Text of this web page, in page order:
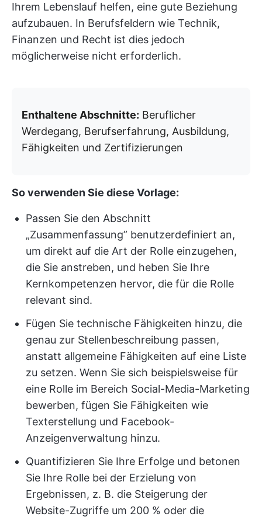
Ihrem Lebenslauf helfen, eine gute Beziehung
aufzubauen. In Berufsfeldern wie Technik,
Finanzen und Recht ist dies jedoch
möglicherweise nicht erforderlich.
Enthaltene Abschnitte: Beruflicher
Werdegang, Berufserfahrung, Ausbildung,
Fähigkeiten und Zertifizierungen
So verwenden Sie diese Vorlage:
Passen Sie den Abschnitt
„Zusammenfassung” benutzerdefiniert an,
um direkt auf die Art der Rolle einzugehen,
die Sie anstreben, und heben Sie Ihre
Kernkompetenzen hervor, die für die Rolle
relevant sind.
Fügen Sie technische Fähigkeiten hinzu, die
genau zur Stellenbeschreibung passen,
anstatt allgemeine Fähigkeiten auf eine Liste
zu setzen. Wenn Sie sich beispielsweise für
eine Rolle im Bereich Social-Media-Marketing
bewerben, fügen Sie Fähigkeiten wie
Texterstellung und Facebook-
Anzeigenverwaltung hinzu.
Quantifizieren Sie Ihre Erfolge und betonen
Sie Ihre Rolle bei der Erzielung von
Ergebnissen, z. B. die Steigerung der
Website-Zugriffe um 200 % oder die